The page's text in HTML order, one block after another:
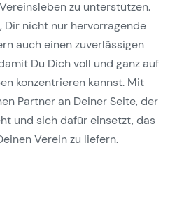
zu unterstützen.
Dir nicht nur hervorragende
auch einen zuverlässigen
Du Dich voll und ganz auf
konzentrieren kannst. Mit
Partner an Deiner Seite, der
und sich dafür einsetzt, das
Verein zu liefern.